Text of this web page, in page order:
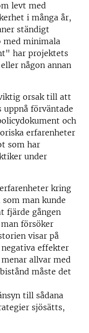
levt med
i många år,
ständigt
med minimala
har projektets
någon annan
orsak till att
förväntade
och
erfarenheter
som har
under
kring
man kunde
fjärde gången
försöker
visar på
effekter
allvar med
måste det
till sådana
sjösätts,